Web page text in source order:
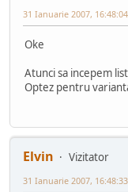
31 Ianuarie 2007, 16:48:04
Oke
Atunci sa incepem
Optez pentru
Elvin
Vizitator
31 Ianuarie 2007, 16:48:33